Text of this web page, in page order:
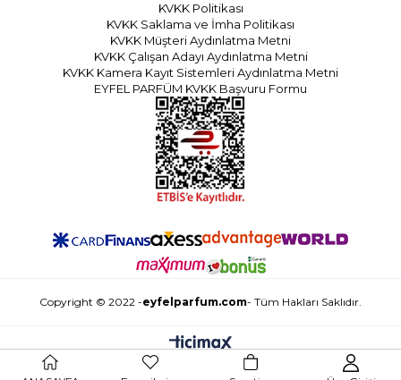
KVKK Politikası
KVKK Saklama ve İmha Politikası
KVKK Müşteri Aydınlatma Metni
KVKK Çalışan Adayı Aydınlatma Metni
KVKK Kamera Kayıt Sistemleri Aydınlatma Metni
EYFEL PARFÜM KVKK Başvuru Formu
Copyright © 2022 -eyfelparfum.com- Tüm Hakları Saklıdır.